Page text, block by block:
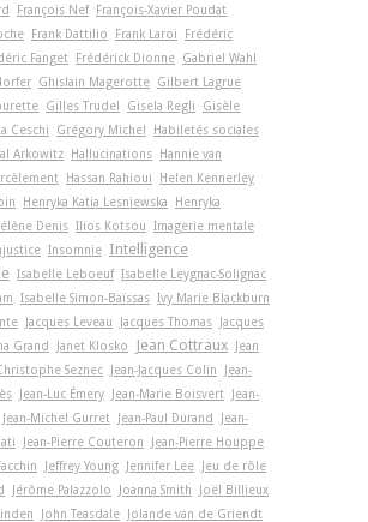
François Nef François-Xavier Poudat
Frank Dattilio Frank Laroi
Frédéric
Fanget Frédérick Dionne Gabriel Wahl
Ghislain Magerotte Gilbert Lagrue
Gilles Trudel Gisela Regli
Gisèle
Ceschi Grégory Michel
Habiletés sociales
Arkowitz Hallucinations Hannie van
Hassan Rahioui
Helen Kennerley
Henryka Katia Lesniewska
Henryka
Denis Ilios Kotsou Imagerie mentale
Insomnie Intelligence
Isabelle Leboeuf Isabelle Leygnac-Solignac
Isabelle Simon-Baïssas Ivy Marie Blackburn
Jacques Leveau Jacques Thomas Jacques
Grand Janet Klosko Jean Cottraux Jean
Seznec Jean-Jacques Colin
Jean-
Jean-Luc Émery Jean-Marie Boisvert Jean-
Jean-Michel Gurret Jean-Paul Durand
Jean-
Jean-Pierre Couteron
Jean-Pierre Houppe
Jeffrey Young Jennifer Lee Jeu de rôle
Jérôme Palazzolo Joanna Smith
Joël Billieux
John Teasdale Jolande van de Griendt